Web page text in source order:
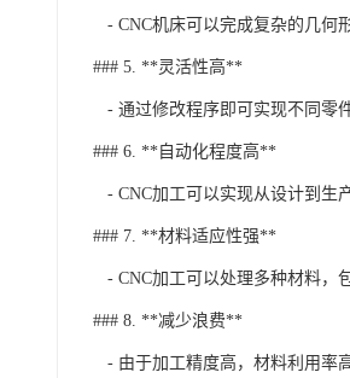
- CNC机床可以完成复杂的几何
### 5. **灵活性高**
- 通过修改程序即可实现不同零
### 6. **自动化程度高**
- CNC加工可以实现从设计到生
### 7. **材料适应性强**
- CNC加工可以处理多种材料，
### 8. **减少浪费**
- 由于加工精度高，材料利用率